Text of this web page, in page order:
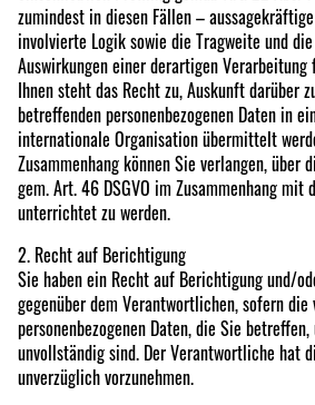
zumindest in diesen Fällen –
involvierte Logik sowie die Tragweite und
Auswirkungen einer derartigen
Ihnen steht das Recht zu, Auskunft darüber
betreffenden personenbezogenen Daten in
internationale Organisation übermittelt
Zusammenhang können Sie verlangen, über
gem. Art. 46 DSGVO im Zusammenhang
unterrichtet zu werden.
2. Recht auf Berichtigung
Sie haben ein Recht auf Berichtigung und/
gegenüber dem Verantwortlichen, sofern
personenbezogenen Daten, die Sie
unvollständig sind. Der Verantwortliche hat
unverzüglich vorzunehmen.